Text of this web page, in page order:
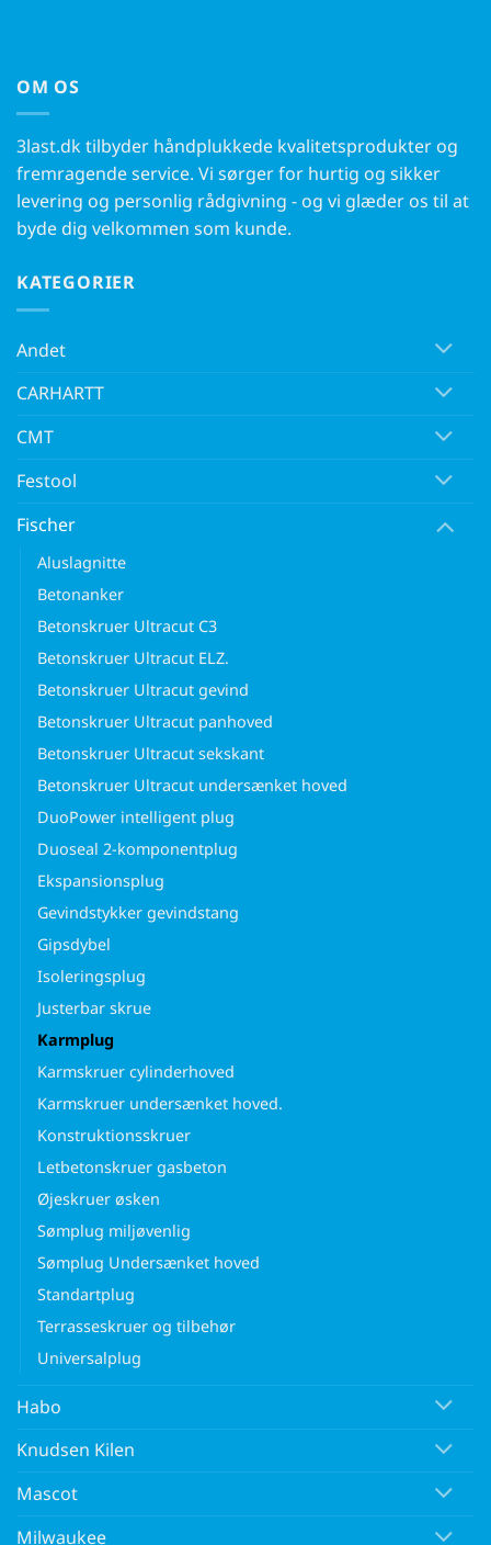
OM OS
3last.dk tilbyder håndplukkede kvalitetsprodukter og
fremragende service. Vi sørger for hurtig og sikker
levering og personlig rådgivning - og vi glæder os til at
byde dig velkommen som kunde.
KATEGORIER
Andet
CARHARTT
CMT
Festool
Fischer
Aluslagnitte
Betonanker
Betonskruer Ultracut C3
Betonskruer Ultracut ELZ.
Betonskruer Ultracut gevind
Betonskruer Ultracut panhoved
Betonskruer Ultracut sekskant
Betonskruer Ultracut undersænket hoved
DuoPower intelligent plug
Duoseal 2-komponentplug
Ekspansionsplug
Gevindstykker gevindstang
Gipsdybel
Isoleringsplug
Justerbar skrue
Karmplug
Karmskruer cylinderhoved
Karmskruer undersænket hoved.
Konstruktionsskruer
Letbetonskruer gasbeton
Øjeskruer øsken
Sømplug miljøvenlig
Sømplug Undersænket hoved
Standartplug
Terrasseskruer og tilbehør
Universalplug
Habo
Knudsen Kilen
Mascot
Milwaukee